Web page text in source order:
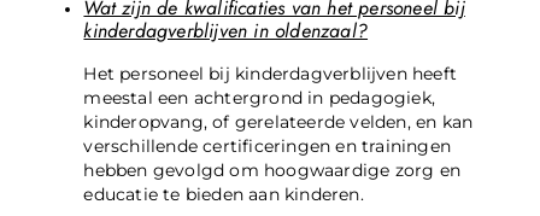
Wat zijn de kwalificaties van het personeel bij
kinderdagverblijven in oldenzaal?
Het personeel bij kinderdagverblijven heeft
meestal een achtergrond in pedagogiek,
kinderopvang, of gerelateerde velden, en kan
verschillende certificeringen en trainingen
hebben gevolgd om hoogwaardige zorg en
educatie te bieden aan kinderen.